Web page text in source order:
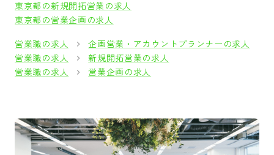
東京都の新規開拓営業の求人
東京都の営業企画の求人
営業職の求人
企画営業・アカウントプランナーの求人
営業職の求人
新規開拓営業の求人
営業職の求人
営業企画の求人